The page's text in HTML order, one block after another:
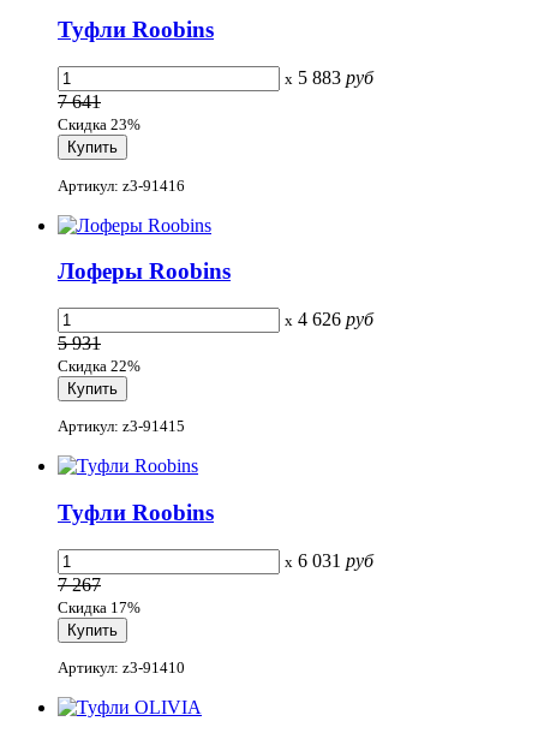
Туфли Roobins
x 5 883 руб
7 641
Скидка 23%
Артикул: z3-91416
Лоферы Roobins
x 4 626 руб
5 931
Скидка 22%
Артикул: z3-91415
Туфли Roobins
x 6 031 руб
7 267
Скидка 17%
Артикул: z3-91410